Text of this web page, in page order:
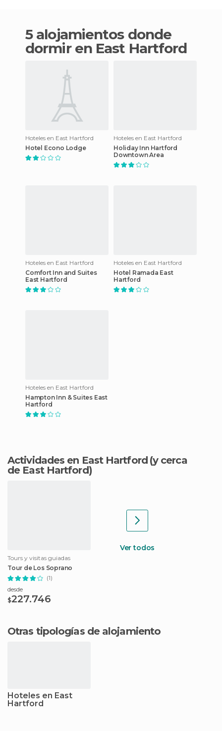
5 alojamientos donde
dormir en East Hartford
Hoteles en East Hartford
Hotel Econo Lodge
Hoteles en East Hartford
Holiday Inn Hartford
Downtown Area
Hoteles en East Hartford
Comfort Inn and Suites
East Hartford
Hoteles en East Hartford
Hotel Ramada East
Hartford
Hoteles en East Hartford
Hampton Inn & Suites East
Hartford
Actividades en East Hartford (y cerca
de East Hartford)
Tours y visitas guiadas
Tour de Los Soprano
(1)
desde
$227.746
Ver todos
Otras tipologías de alojamiento
Hoteles en East
Hartford